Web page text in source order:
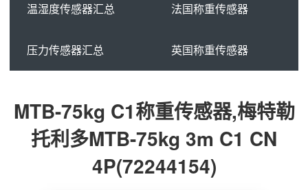
温湿度传感器汇总 法国称重传感器
压力传感器汇总 英国称重传感器
MTB-75kg C1称重传感器,梅特勒
托利多MTB-75kg 3m C1 CN
4P(72244154)